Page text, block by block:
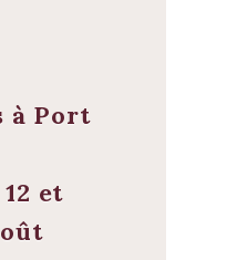
à Port
et